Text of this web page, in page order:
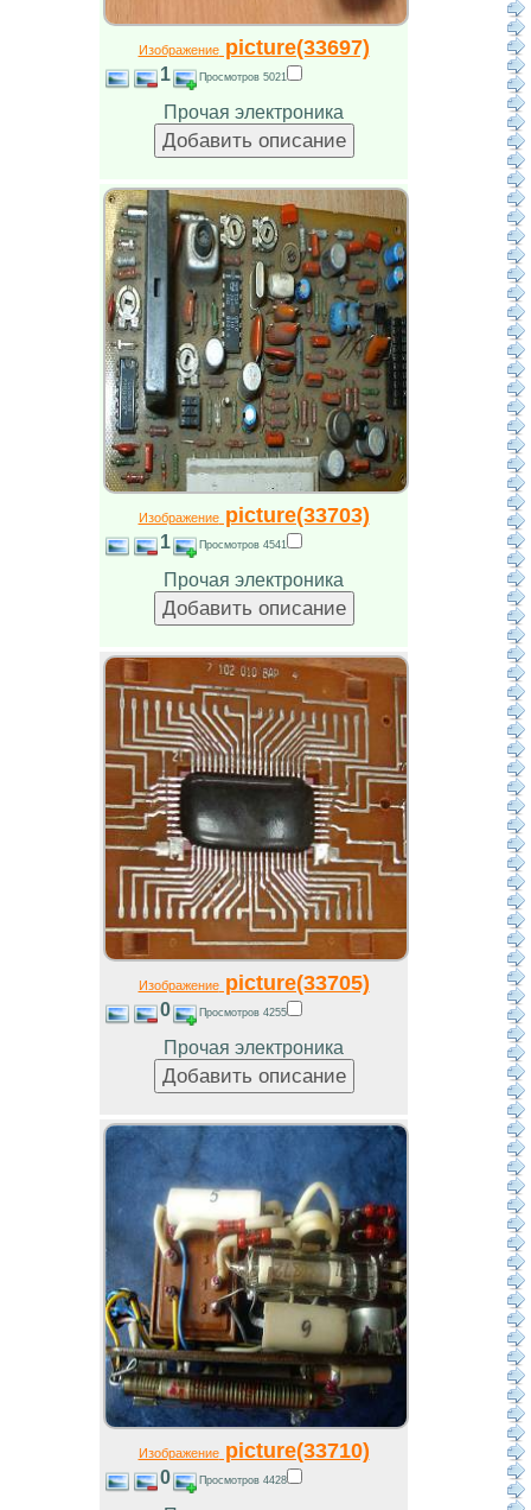
Изображениеpicture(33697)
1 Просмотров 5021
Прочая электроника
Изображениеpicture(33703)
1 Просмотров 4541
Прочая электроника
Изображениеpicture(33705)
0 Просмотров 4255
Прочая электроника
Изображениеpicture(33710)
0 Просмотров 4428